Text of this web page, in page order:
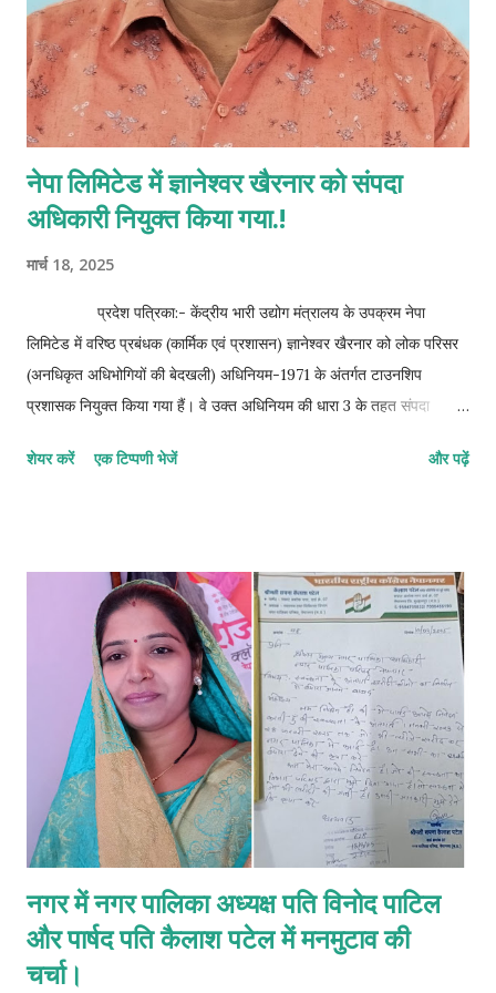
नेपा लिमिटेड में ज्ञानेश्वर खैरनार को संपदा
अधिकारी नियुक्त किया गया.!
मार्च 18, 2025
प्रदेश पत्रिका:- केंद्रीय भारी उद्योग मंत्रालय के उपक्रम नेपा
लिमिटेड में वरिष्ठ प्रबंधक (कार्मिक एवं प्रशासन) ज्ञानेश्वर खैरनार को लोक परिसर
(अनधिकृत अधिभोगियों की बेदखली) अधिनियम-1971 के अंतर्गत टाउनशिप
प्रशासक नियुक्त किया गया हैं। वे उक्त अधिनियम की धारा 3 के तहत संपदा
एक वर्ष से यह पद रिक्त था। इस नियुक्ति के साथ, ज्ञानेश्वर खैरनार लोक परिसर
शेयर करें एक टिप्पणी भेजें और पढ़ें
नगर में नगर पालिका अध्यक्ष पति विनोद पाटिल
और पार्षद पति कैलाश पटेल में मनमुटाव की
चर्चा।